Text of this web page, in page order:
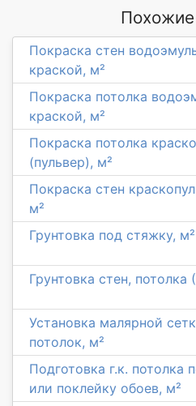
Покраска стен
краской, м²
Покраска потолка
краской, м²
Покраска потолка
(пульвер), м²
Покраска стен
м²
Грунтовка под стяжку, м²
Грунтовка стен, потолка
Установка малярной
потолок, м²
Подготовка г.к. потолка
или поклейку обоев, м²